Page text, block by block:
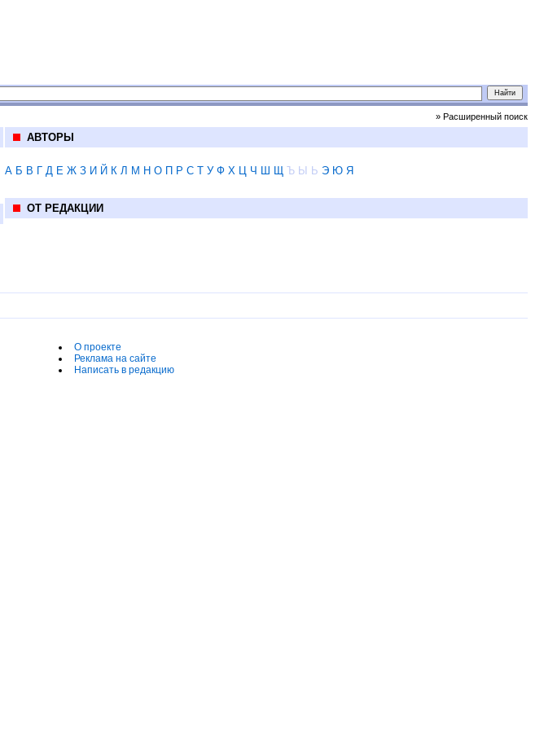
» Расширенный поиск
АВТОРЫ
А Б В Г Д Е Ж З И Й К Л М Н О П Р С Т У Ф Х Ц Ч Ш Щ Ъ Ы Ь Э Ю Я
ОТ РЕДАКЦИИ
О проекте
Реклама на сайте
Написать в редакцию